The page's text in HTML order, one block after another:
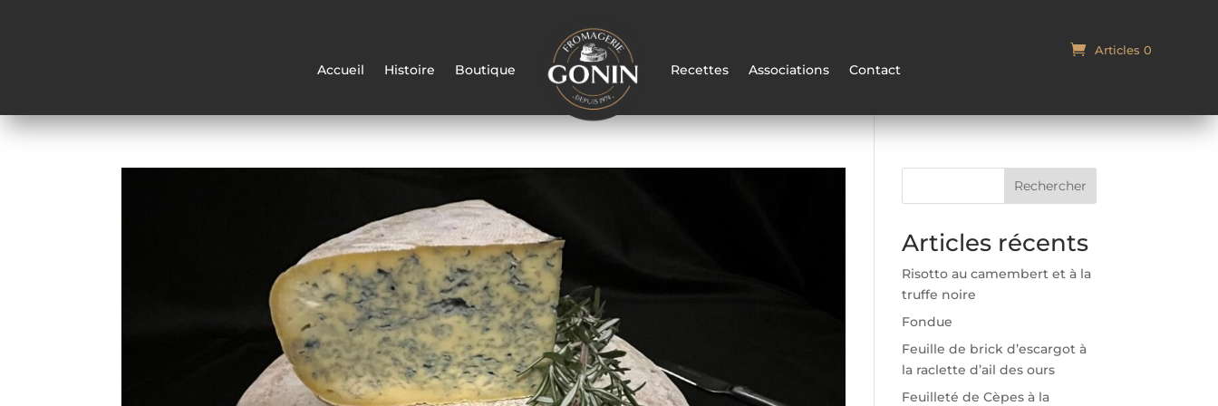
Accueil Histoire Boutique Recettes Associations Contact
Articles 0
Rechercher
Articles récents
Risotto au camembert et à la
truffe noire
Fondue
Feuille de brick d’escargot à
la raclette d’ail des ours
Feuilleté de Cèpes à la